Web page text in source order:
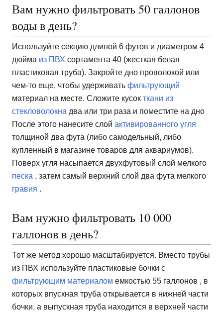
Вам нужно фильтровать 50 галлонов
воды в день?
Используйте секцию длиной 6 футов и диаметром 4
дюйма из ПВХ сортамента 40 (жесткая белая
пластиковая труба). Закройте дно проволокой или
чем-то еще, чтобы удерживать фильтрующий
материал на месте. Сложите кусок ткани из
стекловолокна два или три раза и поместите на дно
После этого нанесите слой активированного угля
толщиной два фута (либо самодельный, либо
купленный в магазине товаров для аквариумов).
Поверх угля насыпается двухфутовый слой мелкого
песка , затем самый верхний слой два фута мелкого
гравия .
Вам нужно фильтровать 10 000
галлонов в день?
Тот же метод хорошо масштабируется. Вместо трубы
из ПВХ используйте пластиковые бочки с
фильтрующим материалом емкостью 55 галлонов , в
которых впускная труба открывается в нижней части
бочки, а выпускная труба находится в верхней части